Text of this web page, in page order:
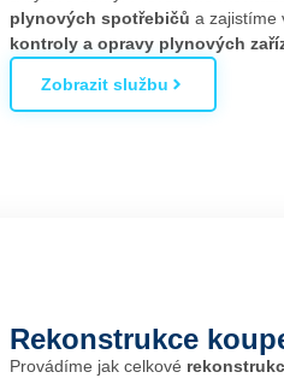
plynových spotřebičůa zajistíme
kontroly a opravy plynových
Zobrazit službu
Rekonstrukce
Provádíme jak celkové